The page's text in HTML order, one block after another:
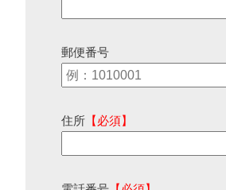
郵便番号
住所 【必須】